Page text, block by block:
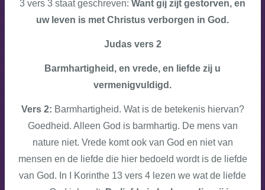
3 vers 3 staat geschreven: Want gij zijt gestorven, en
uw leven is met Christus verborgen in God.
Judas vers 2
Barmhartigheid, en vrede, en liefde zij u
vermenigvuldigd.
Vers 2: Barmhartigheid. Wat is de betekenis hiervan?
Goedheid. Alleen God is barmhartig. De mens van
nature niet. Vrede komt ook van God en niet van
mensen en de liefde die hier bedoeld wordt is de liefde
van God. In I Korinthe 13 vers 4 lezen we wat de liefde